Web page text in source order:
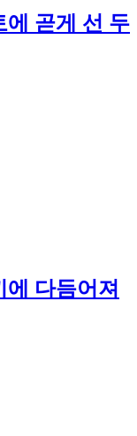
곧게 선 두
다듬어져